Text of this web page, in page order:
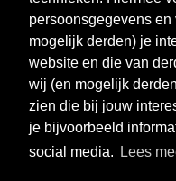
persoonsgegevens en
mogelijk derden) je
website en die van
wij (en mogelijk
zien die bij jouw
je bijvoorbeeld
social media.
Lees
Maattabellen
Links
Over ons
Clubkorting